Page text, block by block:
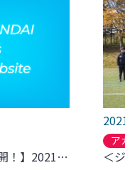
【3/5(土) シーズン再開！】2021-22 Yogibo WEリーグ 第12節～第22節 試合日決定のお知らせ
ア